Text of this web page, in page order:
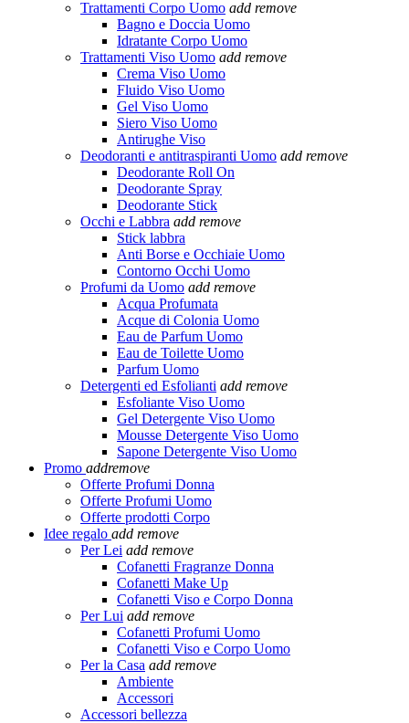
Trattamenti Corpo Uomo add remove
Bagno e Doccia Uomo
Idratante Corpo Uomo
Trattamenti Viso Uomo add remove
Crema Viso Uomo
Fluido Viso Uomo
Gel Viso Uomo
Siero Viso Uomo
Antirughe Viso
Deodoranti e antitraspiranti Uomo add remove
Deodorante Roll On
Deodorante Spray
Deodorante Stick
Occhi e Labbra add remove
Stick labbra
Anti Borse e Occhiaie Uomo
Contorno Occhi Uomo
Profumi da Uomo add remove
Acqua Profumata
Acque di Colonia Uomo
Eau de Parfum Uomo
Eau de Toilette Uomo
Parfum Uomo
Detergenti ed Esfolianti add remove
Esfoliante Viso Uomo
Gel Detergente Viso Uomo
Mousse Detergente Viso Uomo
Sapone Detergente Viso Uomo
Promo addremove
Offerte Profumi Donna
Offerte Profumi Uomo
Offerte prodotti Corpo
Idee regalo add remove
Per Lei add remove
Cofanetti Fragranze Donna
Cofanetti Make Up
Cofanetti Viso e Corpo Donna
Per Lui add remove
Cofanetti Profumi Uomo
Cofanetti Viso e Corpo Uomo
Per la Casa add remove
Ambiente
Accessori
Accessori bellezza